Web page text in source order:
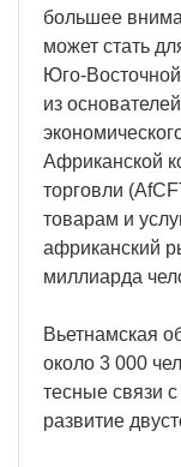
большее
может стать
Юго-
из
Африканской
торговли
товарам и
африканский
миллиарда
Вьетнамская
около 3 000
тесные связи
развитие